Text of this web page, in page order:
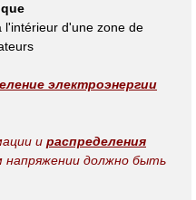
l'intérieur d'une zone de
электроэнергии
и распределения
напряжении должно быть